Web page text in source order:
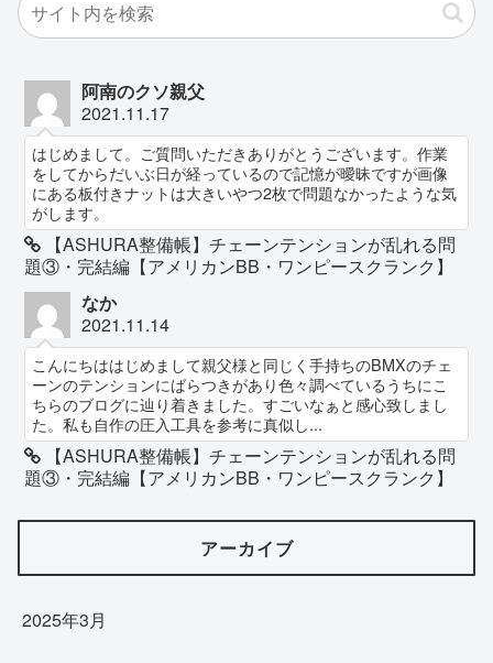
阿南のクソ親父
2021.11.17
はじめまして。ご質問いただきありがとうございます。作業
をしてからだいぶ日が経っているので記憶が曖昧ですが画像
にある板付きナットは大きいやつ2枚で問題なかったような気
がします。
【ASHURA整備帳】チェーンテンションが乱れる問
題③・完結編【アメリカンBB・ワンピースクランク】
なか
2021.11.14
こんにちははじめまして親父様と同じく手持ちのBMXのチェ
ーンのテンションにばらつきがあり色々調べているうちにこ
ちらのブログに辿り着きました。すごいなぁと感心致しまし
た。私も自作の圧入工具を参考に真似し...
【ASHURA整備帳】チェーンテンションが乱れる問
題③・完結編【アメリカンBB・ワンピースクランク】
アーカイブ
2025年3月